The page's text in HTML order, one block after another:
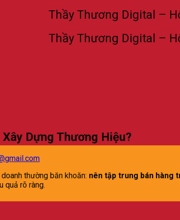
Thầy Thương Digital – Hội tụ
Thầy Thương Digital – Hội tụ
Dựng Thương Hiệu?
thường băn khoăn: nên tập trung bán hàng
quả rõ ràng.